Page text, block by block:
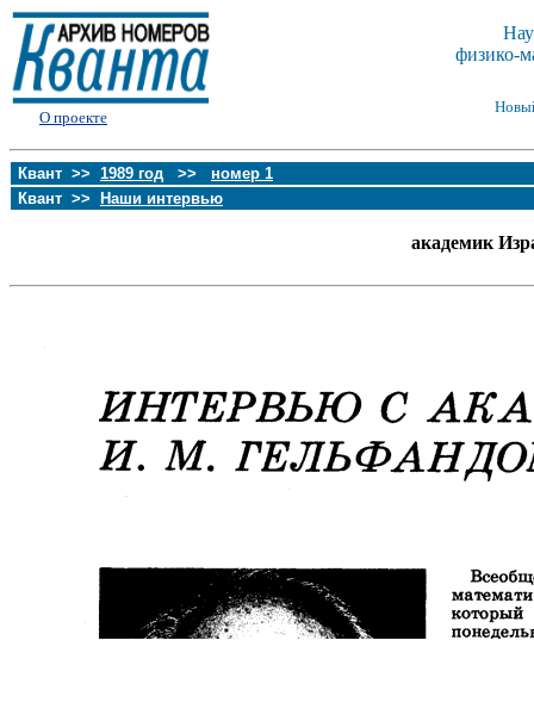
О проекте
физико-
Квант >> 1989 год >> номер 1
Квант >>
Наши интервью
академик